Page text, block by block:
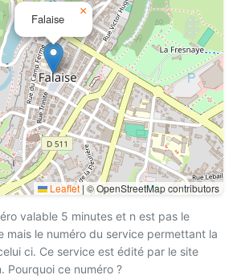
Falaise
×
Leaflet | © OpenStreetMap contributors
valable 5 minutes et n est pas le
mais le numéro du service permettant la
ci. Ce service est édité par le site
Pourquoi ce numéro ?